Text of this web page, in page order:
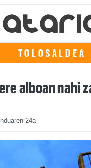
TOLOSALDEA
alboan nahi
24a